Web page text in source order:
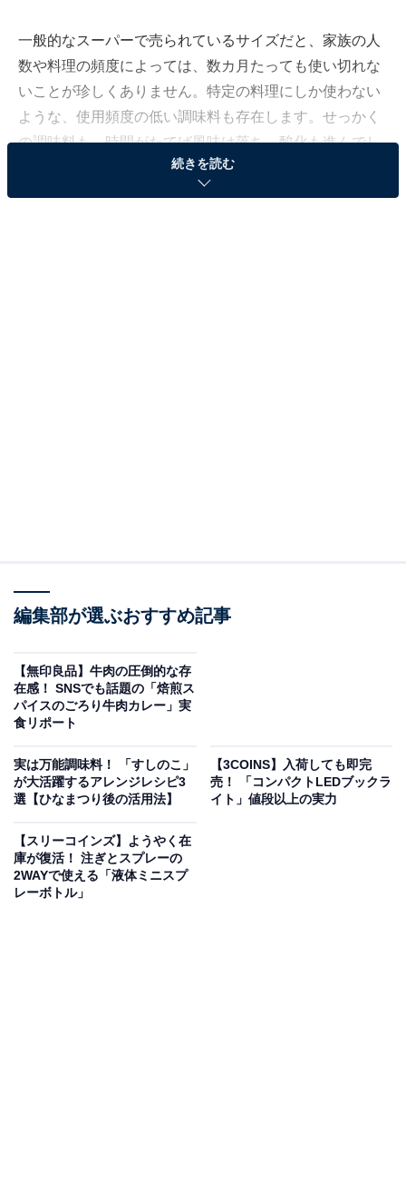
一般的なスーパーで売られているサイズだと、家族の人
数や料理の頻度によっては、数カ月たっても使い切れな
いことが珍しくありません。特定の料理にしか使わない
ような、使用頻度の低い調味料も存在します。せっかく
の調味料も、時間がたてば風味は落ち、酸化も進んでし
ダイソーで購入できるスイートチリソース。原産国は本
場のタイで、容量は150gとなっています。
続きを読む
編集部が選ぶおすすめ記事
【無印良品】牛肉の圧倒的な存
在感！ SNSでも話題の「焙煎ス
パイスのごろり牛肉カレー」実
食リポート
実は万能調味料！ 「すしのこ」
が大活躍するアレンジレシピ3
選【ひなまつり後の活用法】
【3COINS】入荷しても即完
売！ 「コンパクトLEDブックラ
イト」値段以上の実力
【スリーコインズ】ようやく在
庫が復活！ 注ぎとスプレーの
2WAYで使える「液体ミニスプ
レーボトル」